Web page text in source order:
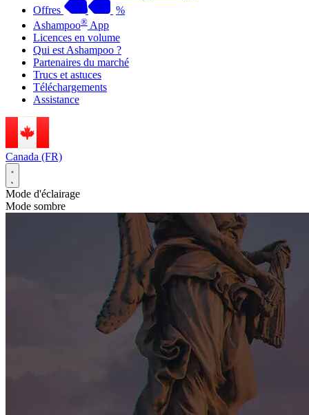
Offres
%
Ashampoo® App
Licences en volume
Qui est Ashampoo ?
Partenaires du marché
Trucs et astuces
Téléchargements
Assistance
Canada (FR)
Mode d'éclairage
Mode sombre